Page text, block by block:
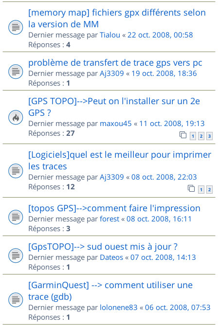
[memory map] fichiers gpx différents selon
la version de MM
Dernier message par Tialou « 22 oct. 2008, 00:58
Réponses : 4
problème de transfert de trace gps vers pc
Dernier message par Aj3309 « 19 oct. 2008, 18:36
Réponses : 1
[GPS TOPO]-->Peut on l'installer sur un 2e
GPS ?
Dernier message par maxou45 « 11 oct. 2008, 19:13
Réponses : 27 1 2 3
[Logiciels]quel est le meilleur pour imprimer
les traces
Dernier message par Aj3309 « 08 oct. 2008, 22:03
Réponses : 12 1 2
[topos GPS]-->comment faire l'impression
Dernier message par forest « 08 oct. 2008, 16:11
Réponses : 3
[GpsTOPO]--> sud ouest mis à jour ?
Dernier message par Dateos « 07 oct. 2008, 14:13
Réponses : 1
[GarminQuest] --> comment utiliser une
trace (gdb)
Dernier message par lolonene83 « 06 oct. 2008, 07:53
Réponses : 1